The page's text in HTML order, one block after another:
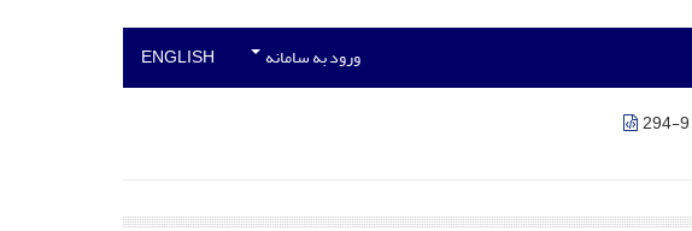
ورود به سامانه ENGLISH